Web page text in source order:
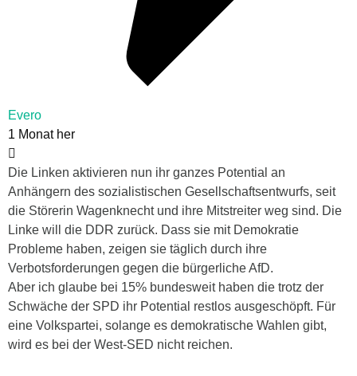
Evero
1 Monat her
Die Linken aktivieren nun ihr ganzes Potential an
Anhängern des sozialistischen Gesellschaftsentwurfs, seit
die Störerin Wagenknecht und ihre Mitstreiter weg sind. Die
Linke will die DDR zurück. Dass sie mit Demokratie
Probleme haben, zeigen sie täglich durch ihre
Verbotsforderungen gegen die bürgerliche AfD.
Aber ich glaube bei 15% bundesweit haben die trotz der
Schwäche der SPD ihr Potential restlos ausgeschöpft. Für
eine Volkspartei, solange es demokratische Wahlen gibt,
wird es bei der West-SED nicht reichen.